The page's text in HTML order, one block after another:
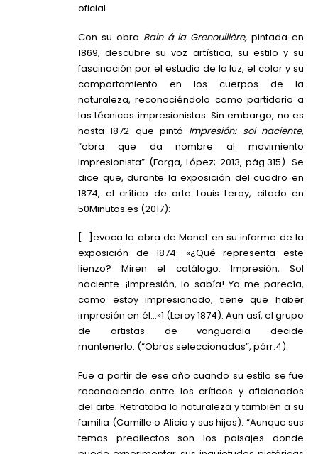
oficial.
Con su obra Bain á la Grenouillère,pintada en
1869, descubre su voz artística, su estilo y su
fascinación por el estudio de la luz, el color y su
comportamiento en los cuerpos de la
naturaleza, reconociéndolo como partidario a
las técnicas impresionistas. Sin embargo, no es
hasta 1872 que pintó Impresión: sol naciente,
“obra que da nombre al movimiento
Impresionista” (Farga, López; 2013, pág.315). Se
dice que, durante la exposición del cuadro en
1874, el crítico de arte Louis Leroy, citado en
50Minutos.es (2017):
[…]evoca la obra de Monet en su informe de la
exposición de 1874: «¿Qué representa este
lienzo? Miren el catálogo. Impresión, Sol
naciente. ¡Impresión, lo sabía! Ya me parecía,
como estoy impresionado, tiene que haber
impresión en él…»1 (Leroy 1874). Aun así, el grupo
de artistas de vanguardia decide
mantenerlo. (“Obras seleccionadas”, párr.4).
Fue a partir de ese año cuando su estilo se fue
reconociendo entre los críticos y aficionados
del arte. Retrataba la naturaleza y también a su
familia (Camille o Alicia y sus hijos): “Aunque sus
temas predilectos son los paisajes donde